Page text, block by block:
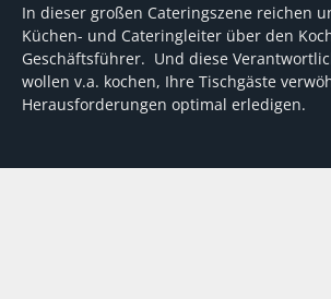
In dieser großen Cateringszene reichen
Küchen- und Cateringleiter über den
Geschäftsführer. Und diese
wollen v.a. kochen, Ihre Tischgäste
Herausforderungen optimal erledigen.